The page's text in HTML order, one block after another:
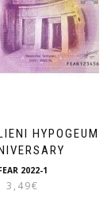
HYPOGEUM
2022-1
3,49€